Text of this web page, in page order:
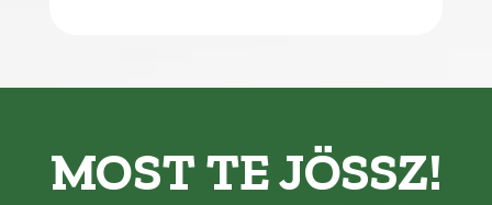
MOST TE JÖSSZ!